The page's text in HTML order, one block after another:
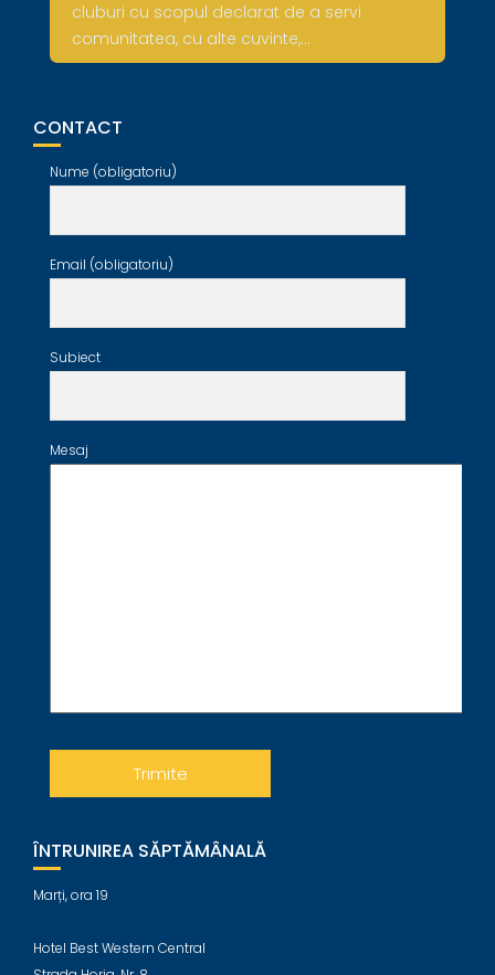
cluburi cu scopul declarat de a servi
comunitatea, cu alte cuvinte,…
CONTACT
Nume (obligatoriu)
Email (obligatoriu)
Subiect
Mesaj
ÎNTRUNIREA SĂPTĂMÂNALĂ
Marți, ora 19
Hotel Best Western Central